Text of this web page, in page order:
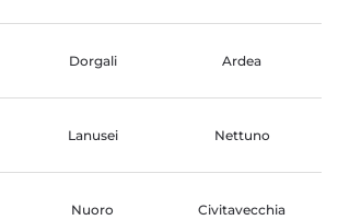
Dorgali Ardea
Lanusei Nettuno
Nuoro Civitavecchia